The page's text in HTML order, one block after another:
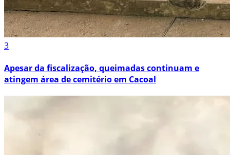
3
Apesar da fiscalização, queimadas continuam e
atingem área de cemitério em Cacoal